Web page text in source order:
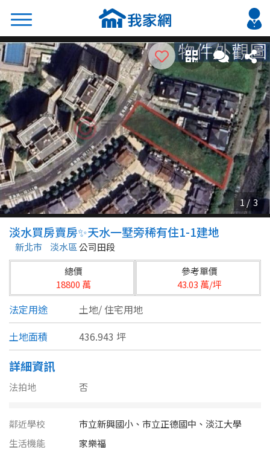
搜尋
熱門關鍵字
2026 台北降價好屋限量釋出
2026 新北降價好屋限量釋出
2026 台中降價好屋限量釋出
2026 台南降價好屋限量釋出
2026 高雄降價好屋限量釋出
縣市
不限
台北市
基隆市
新北市
宜蘭縣
區域
類型(可複選)
別墅 透天厝 樓中樓 華廈
淡水買房賣房✨天水一墅旁稀有住1-1建地
新北市 淡水區公司田段
總價
18800 萬
參考單價
43.03 萬/坪
法定用途 土地/住宅用地
土地面積
436.943 坪
詳細資訊
法拍地 否
鄰近學校
市立新興國小、市立正德國中、淡江大學
生活機能
家樂福